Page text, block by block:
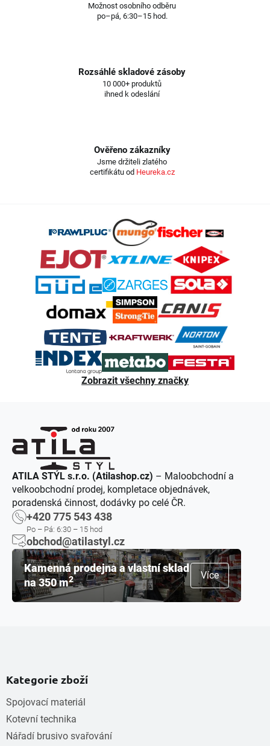
Možnost osobního odběru
po–pá, 6:30–15 hod.
Rozsáhlé skladové zásoby
10 000+ produktů
ihned k odeslání
Ověřeno zákazníky
Jsme držiteli zlatého
certifikátu od Heureka.cz
Zobrazit všechny značky
ATILA STÝL s.r.o. (Atilashop.cz) – Maloobchodní a
velkoobchodní prodej, kompletace objednávek,
poradenská činnost, dodávky po celé ČR.
+420 775 543 438
Po – Pá: 6:30 – 15 hod
obchod@atilastyl.cz
Kamenná prodejna a vlastní sklad
na 350 m2 Více
Kategorie zboží
Spojovací materiál
Kotevní technika
Nářadí brusivo svařování